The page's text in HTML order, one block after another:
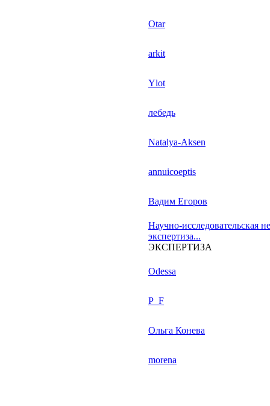
Otar
arkit
Ylot
лебедь
Natalya-Aksen
annuicoeptis
Вадим Егоров
Научно-исследовательская
экспертиза...
ЭКСПЕРТИЗА
Odessa
P_F
Ольга Конева
morena